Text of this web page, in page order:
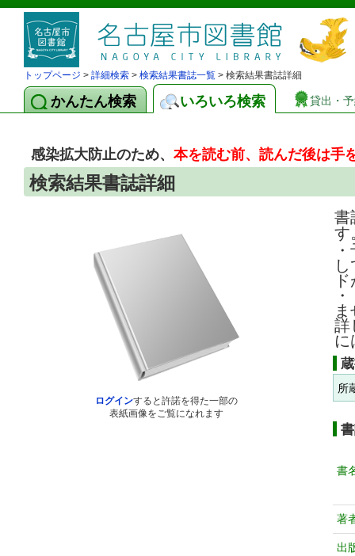
トップページ > 詳細検索 > 検索結果書誌一覧 > 検索結果書誌詳細
かんたん検索 いろいろ検索 貸出・
感染拡大防止のため、本を読む前、読んだ後は手
検索結果書誌詳細
ログインすると許諾を得た一部の
表紙画像をご覧になれます
書
す
詳
に
所
書
著
出